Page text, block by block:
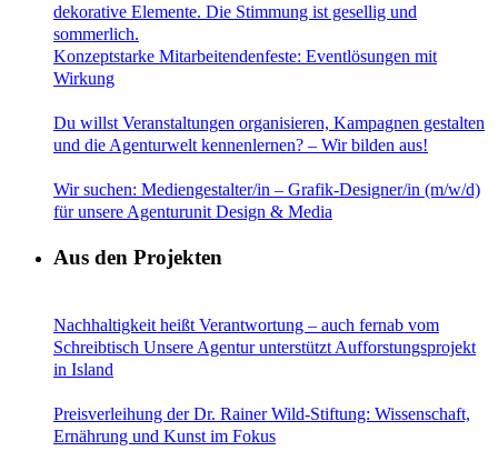
Konzeptstarke Mitarbeitendenfeste: Eventlösungen mit
Wirkung
Du willst Veranstaltungen organisieren, Kampagnen gestalten
und die Agenturwelt kennenlernen? – Wir bilden aus!
Wir suchen: Mediengestalter/in – Grafik-Designer/in (m/w/d)
für unsere Agenturunit Design & Media
Aus den Projekten
Nachhaltigkeit heißt Verantwortung – auch fernab vom
Schreibtisch Unsere Agentur unterstützt Aufforstungsprojekt
in Island
Preisverleihung der Dr. Rainer Wild-Stiftung: Wissenschaft,
Ernährung und Kunst im Fokus